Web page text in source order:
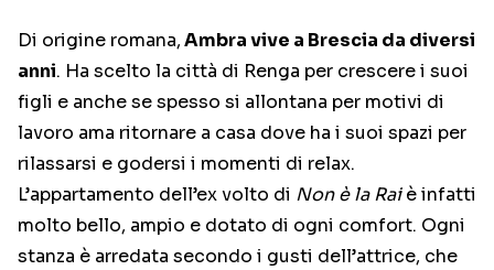
Di origine romana,Ambra vive a Brescia da diversi
anni. Ha scelto la città di Renga per crescere i suoi
figli e anche se spesso si allontana per motivi di
lavoro ama ritornare a casa dove ha i suoi spazi per
rilassarsi e godersi i momenti di relax.
L’appartamento dell’ex volto di Non è la Raiè infatti
molto bello, ampio e dotato di ogni comfort. Ogni
stanza è arredata secondo i gusti dell’attrice, che